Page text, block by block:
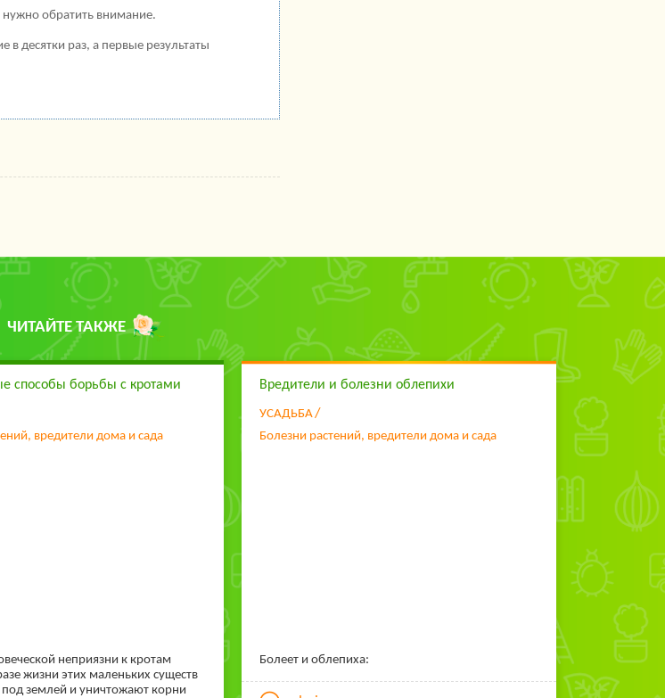
нужно обратить внимание.
в десятки раз, а первые результаты
ЧИТАЙТЕ ТАКЖЕ
способы борьбы с кротами
вредители дома и сада
неприязни к кротам
жизни этих маленьких существ
землей и уничтожают корни
Вредители и болезни облепихи
УСАДЬБА
Болезни растений, вредители дома и сада
Болеет и облепиха: